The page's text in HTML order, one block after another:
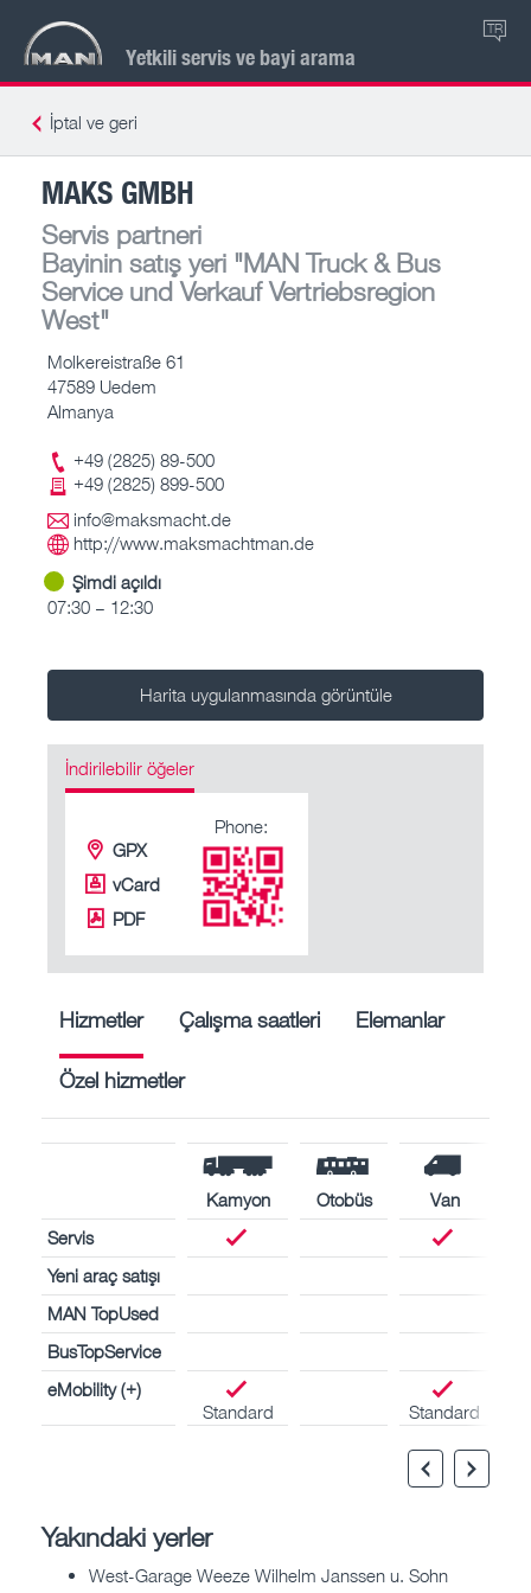
Yetkili servis ve bayi arama
TR
İptal ve geri
MAKS GMBH
Servis partneri
Bayinin satış yeri "MAN Truck & Bus
Service und Verkauf Vertriebsregion
West"
Molkereistraße 61
47589 Uedem
Almanya
+49 (2825) 89-500
+49 (2825) 899-500
info@maksmacht.de
http://www.maksmachtman.de
Şimdi açıldı
07:30 – 12:30
Harita uygulanmasında görüntüle
İndirilebilir öğeler
GPX
vCard
PDF
Phone:
Hizmetler Çalışma saatleri Elemanlar
Özel hizmetler
Kamyon Otobüs
Van
Servis
Yeni araç satışı
MAN TopUsed
BusTopService
eMobility (+)
Standard
Standard
Yakındaki yerler
West-Garage Weeze Wilhelm Janssen u. Sohn